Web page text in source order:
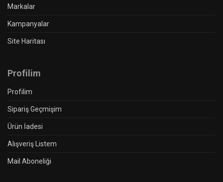
Markalar
Kampanyalar
Site Haritası
Profilim
Profilim
Sipariş Geçmişim
Ürün İadesi
Alışveriş Listem
Mail Aboneliği